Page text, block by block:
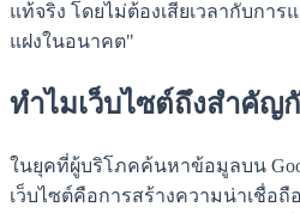
แท้จริง โดยไม่ต้องเสียเวลากับก
แฝงในอนาคต"
ทำไมเว็บไซต์ถึงสำคัญ
ในยุคที่ผู้บริโภคค้นหาข้อมูลบน
เว็บไซต์คือการสร้างความน่าเชื่อ